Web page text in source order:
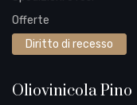
Offerte
Diritto di recesso
Oliovinicola Pino